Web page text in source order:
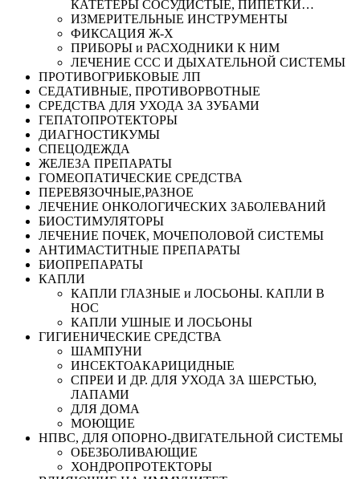
КАТЕТЕРЫ СОСУДИСТЫЕ, ПИПЕТКИ…
ИЗМЕРИТЕЛЬНЫЕ ИНСТРУМЕНТЫ
ФИКСАЦИЯ Ж-Х
ПРИБОРЫ и РАСХОДНИКИ К НИМ
ЛЕЧЕНИЕ ССС И ДЫХАТЕЛЬНОЙ СИСТЕМЫ
ПРОТИВОГРИБКОВЫЕ ЛП
СЕДАТИВНЫЕ, ПРОТИВОРВОТНЫЕ
СРЕДСТВА ДЛЯ УХОДА ЗА ЗУБАМИ
ГЕПАТОПРОТЕКТОРЫ
ДИАГНОСТИКУМЫ
СПЕЦОДЕЖДА
ЖЕЛЕЗА ПРЕПАРАТЫ
ГОМЕОПАТИЧЕСКИЕ СРЕДСТВА
ПЕРЕВЯЗОЧНЫЕ,РАЗНОЕ
ЛЕЧЕНИЕ ОНКОЛОГИЧЕСКИХ ЗАБОЛЕВАНИЙ
БИОСТИМУЛЯТОРЫ
ЛЕЧЕНИЕ ПОЧЕК, МОЧЕПОЛОВОЙ СИСТЕМЫ
АНТИМАСТИТНЫЕ ПРЕПАРАТЫ
БИОПРЕПАРАТЫ
КАПЛИ
КАПЛИ ГЛАЗНЫЕ и ЛОСЬОНЫ. КАПЛИ В
НОС
КАПЛИ УШНЫЕ И ЛОСЬОНЫ
ГИГИЕНИЧЕСКИЕ СРЕДСТВА
ШАМПУНИ
ИНСЕКТОАКАРИЦИДНЫЕ
СПРЕИ И ДР. ДЛЯ УХОДА ЗА ШЕРСТЬЮ,
ЛАПАМИ
ДЛЯ ДОМА
МОЮЩИЕ
НПВС, ДЛЯ ОПОРНО-ДВИГАТЕЛЬНОЙ СИСТЕМЫ
ОБЕЗБОЛИВАЮЩИЕ
ХОНДРОПРОТЕКТОРЫ